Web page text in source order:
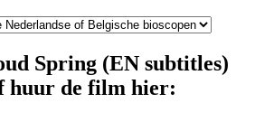
Spring (EN subtitles)
huur de film hier: